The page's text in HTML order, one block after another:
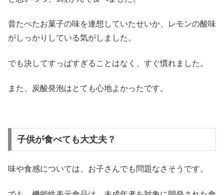
昔たべたお菓子の味を連想していたせいか、レモンの酸味
がしっかりしている気がしました。
でも決してすっぱすぎることはなく、すぐ慣れました。
また、炭酸発泡はとても心地よかったです。
子供が食べても大丈夫？
味や食感については、お子さんでも問題なさそうです。